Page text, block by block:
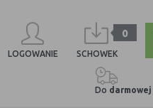
LOGOWANIE
0
SCHOWEK
Do darmowej